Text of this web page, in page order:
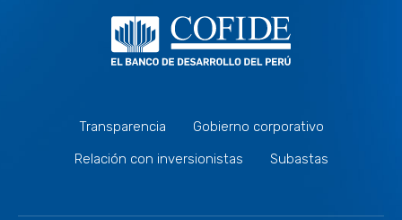
Transparencia
Gobierno corporativo
Relación con inversionistas
Subastas